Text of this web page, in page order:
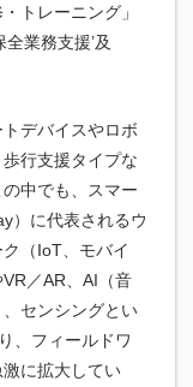
トレーニング」
業務支援’及
デバイスやロボ
行支援タイプな
中でも、スマー
）に代表されるウ
（IoT、モバイ
／AR、AI（音
センシングとい
、フィールドワ
に拡大してい